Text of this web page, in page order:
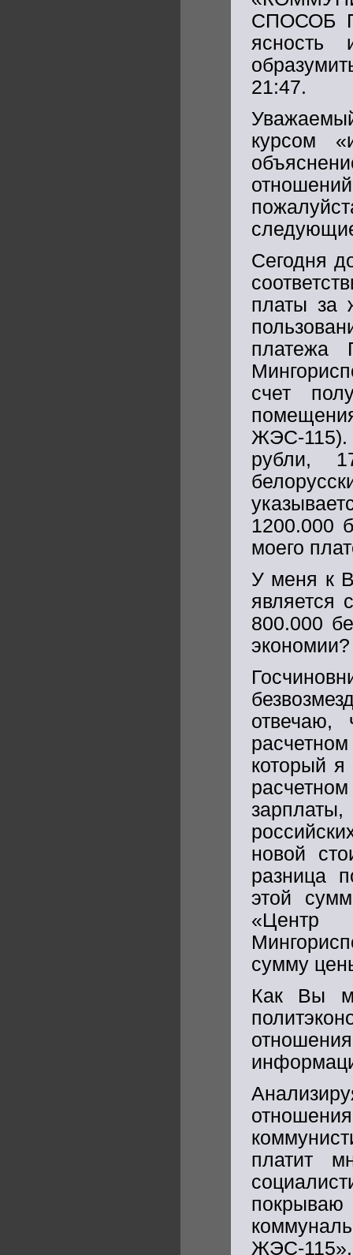
СПОСОБ
21:47.
курсом
Сегодня
платы за
платежа
счет
ЖЭС-115).
рубли,
1200.000
моего
У меня к
является
800.000
экономии?
который
новой
разница
этой
сумму
Как Вы
платит
ЖЭС-